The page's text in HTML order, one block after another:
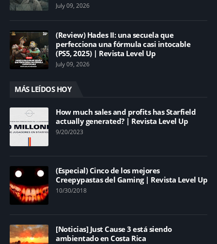
July 09, 2026
(Review) Hades II: una secuela que
perfecciona una fórmula casi intocable
(PS5, 2025) | Revista Level Up
July 09, 2026
MÁS LEÍDOS HOY
How much sales and profits has Starfield
actually generated? | Revista Level Up
9/20/2023
(Especial) Cinco de los mejores
Creepypastas del Gaming | Revista Level Up
10/30/2018
[Noticias] Just Cause 3 está siendo
ambientado en Costa Rica